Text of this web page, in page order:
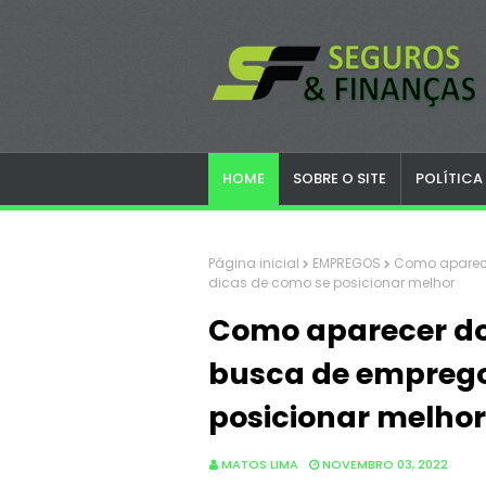
HOME SOBRE O SITE POLÍTICA
Página inicial EMPREGOS
Como
dicas de como se posicionar melhor
Como aparecer
busca de
posicionar melhor
MATOS LIMA NOVEMBRO 03, 2022